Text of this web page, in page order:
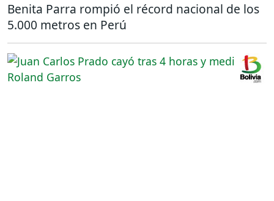
Benita Parra rompió el récord nacional de los
5.000 metros en Perú